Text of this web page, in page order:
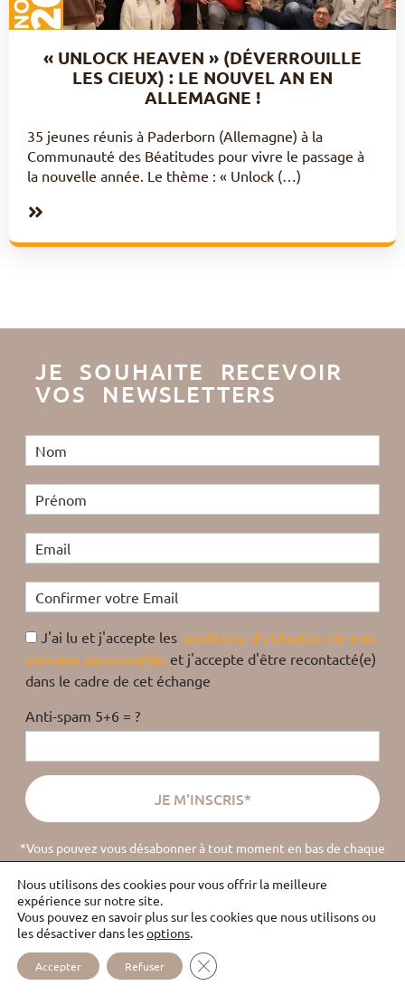
« UNLOCK HEAVEN » (DÉVERROUILLE
LES CIEUX) : LE NOUVEL AN EN
ALLEMAGNE !
35 jeunes réunis à Paderborn (Allemagne) à la
Communauté des Béatitudes pour vivre le passage à
la nouvelle année. Le thème : « Unlock (…)
JE SOUHAITE RECEVOIR
VOS NEWSLETTERS
J'ai lu et j'accepte les conditions d'utilisation de mes
données personnelles et j'accepte d'être recontacté(e)
dans le cadre de cet échange
Anti-spam 5+6 = ?
*Vous pouvez vous désabonner à tout moment en bas de chaque
email(lire la politique de confidentialité).
ABUS
SITE
Nous utilisons des cookies pour vous offrir la meilleure
expérience sur notre site.
Vous pouvez en savoir plus sur les cookies que nous utilisons ou
les désactiver dans lesoptions.
Accepter Refuser FERMER LA BANNIÈRE DES